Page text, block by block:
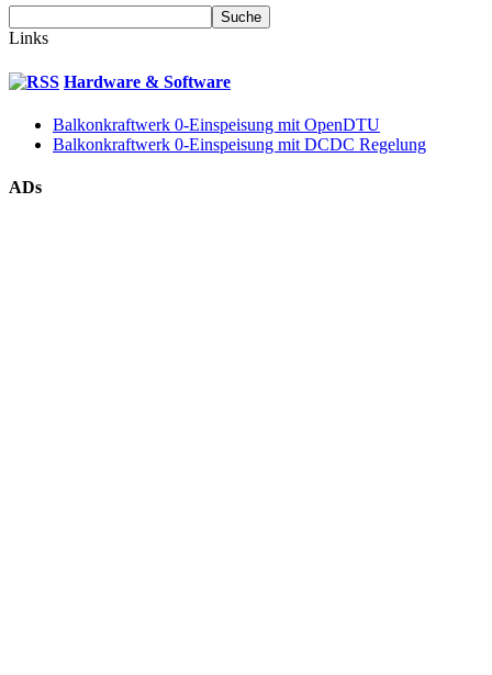
Links
Hardware & Software
Balkonkraftwerk 0-Einspeisung mit OpenDTU
Balkonkraftwerk 0-Einspeisung mit DCDC Regelung
ADs